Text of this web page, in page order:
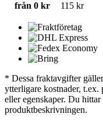
från 0 kr
115 kr
* Dessa fraktavgifter
ytterligare kostnader,
eller egenskaper. Du
produktbeskrivningen.